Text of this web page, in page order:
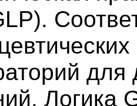
для
Логика